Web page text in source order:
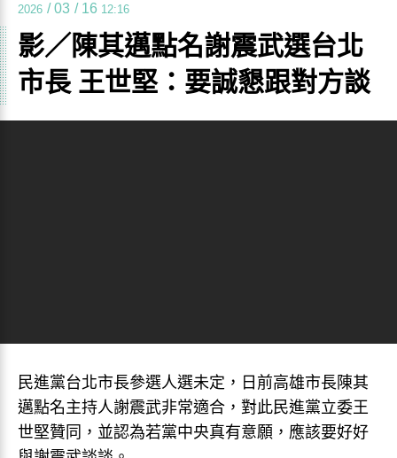
2026 / 03 / 16 12:16
影／陳其邁點名謝震武選台北
市長 王世堅：要誠懇跟對方談
民進黨台北市長參選人選未定，日前高雄市長陳其
邁點名主持人謝震武非常適合，對此民進黨立委王
世堅贊同，並認為若黨中央真有意願，應該要好好